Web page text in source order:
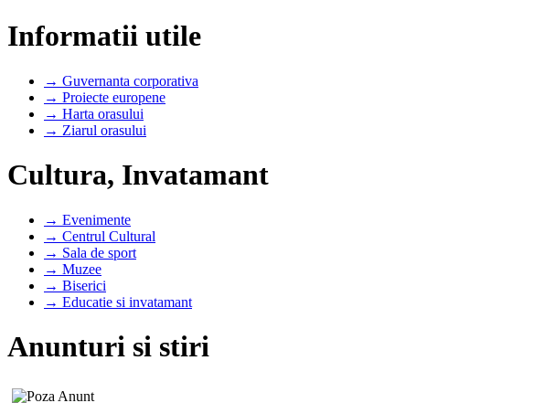
Informatii utile
→ Guvernanta corporativa
→ Proiecte europene
→ Harta orasului
→ Ziarul orasului
Cultura, Invatamant
→ Evenimente
→ Centrul Cultural
→ Sala de sport
→ Muzee
→ Biserici
→ Educatie si invatamant
Anunturi si stiri